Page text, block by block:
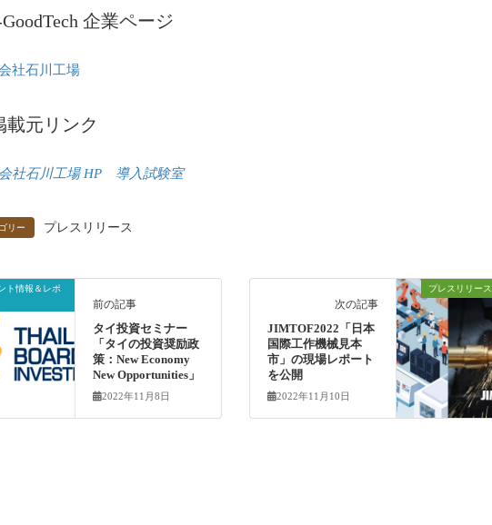
企業ページ
社石川工場
元リンク
社石川工場 HP 導入試験室
リー プレスリリース
ト情報＆レポ
前の記事
タイ投資セミナー
「タイの投資奨励政
策：New Economy
New Opportunities」
2022年11月8日
プレスリリース
次の記事
JIMTOF2022「日本
国際工作機械見本
市」の現場レポート
を公開
2022年11月10日